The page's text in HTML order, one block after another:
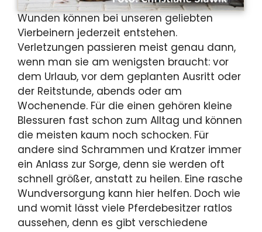
Wunden können bei unseren geliebten
Vierbeinern jederzeit entstehen.
Verletzungen passieren meist genau dann,
wenn man sie am wenigsten braucht: vor
dem Urlaub, vor dem geplanten Ausritt oder
der Reitstunde, abends oder am
Wochenende. Für die einen gehören kleine
Blessuren fast schon zum Alltag und können
die meisten kaum noch schocken. Für
andere sind Schrammen und Kratzer immer
ein Anlass zur Sorge, denn sie werden oft
schnell größer, anstatt zu heilen. Eine rasche
Wundversorgung kann hier helfen. Doch wie
und womit lässt viele Pferdebesitzer ratlos
aussehen, denn es gibt verschiedene